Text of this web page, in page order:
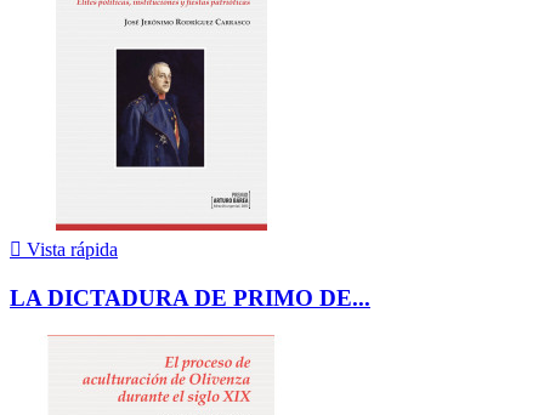
 Vista rápida
LA DICTADURA DE PRIMO DE...